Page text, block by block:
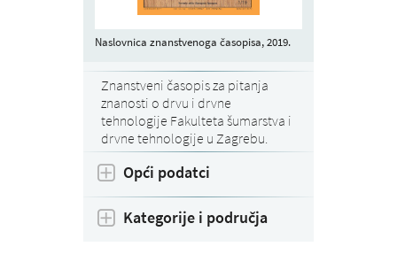
Naslovnica znanstvenoga časopisa, 2019.
Znanstveni časopis za pitanja
znanosti o drvu i drvne
tehnologije Fakulteta šumarstva i
drvne tehnologije u Zagrebu.
Opći podatci
Kategorije i područja